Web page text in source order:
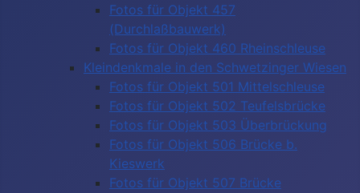
Fotos für Objekt 457
(Durchlaßbauwerk)
Fotos für Objekt 460 Rheinschleuse
Kleindenkmale in den Schwetzinger Wiesen
Fotos für Objekt 501 Mittelschleuse
Fotos für Objekt 502 Teufelsbrücke
Fotos für Objekt 503 Überbrückung
Fotos für Objekt 506 Brücke b.
Kieswerk
Fotos für Objekt 507 Brücke